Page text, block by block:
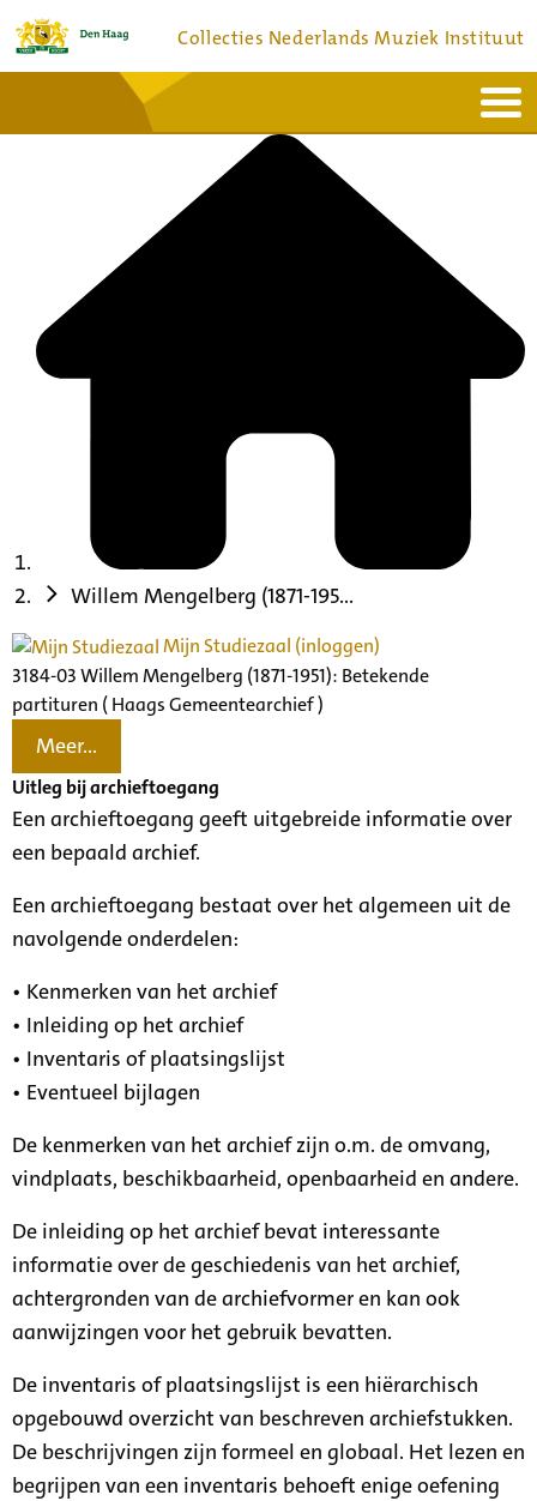
Collecties Nederlands Muziek Instituut
Bronnen en collecties
Willem Mengelberg (1871-195...
Mijn Studiezaal (inloggen)
3184-03 Willem Mengelberg (1871-1951): Betekende
partituren ( Haags Gemeentearchief )
Meer...
Uitleg bij archieftoegang
Een archieftoegang geeft uitgebreide informatie over
een bepaald archief.
Een archieftoegang bestaat over het algemeen uit de
navolgende onderdelen:
• Kenmerken van het archief
• Inleiding op het archief
• Inventaris of plaatsingslijst
• Eventueel bijlagen
De kenmerken van het archief zijn o.m. de omvang,
vindplaats, beschikbaarheid, openbaarheid en andere.
De inleiding op het archief bevat interessante
informatie over de geschiedenis van het archief,
achtergronden van de archiefvormer en kan ook
aanwijzingen voor het gebruik bevatten.
De inventaris of plaatsingslijst is een hiërarchisch
opgebouwd overzicht van beschreven archiefstukken.
De beschrijvingen zijn formeel en globaal. Het lezen en
begrijpen van een inventaris behoeft enige oefening